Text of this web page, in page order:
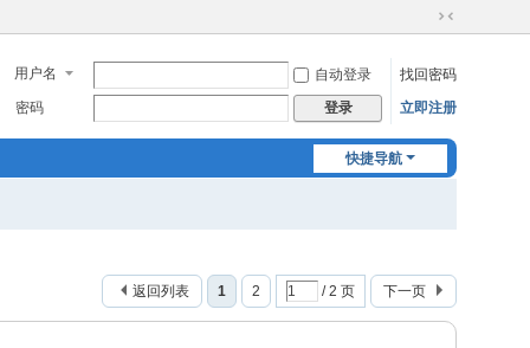
切
到
窄
用户名 自动登录
找回密码
密码
登录 立即注册
快捷导航
1 2 / 2 页 下一页
返回列表